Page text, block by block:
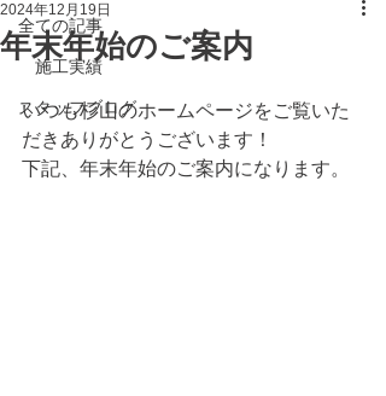
全ての記事
施工実績
スタッフブログ
年末年始のご案内
2024年12月19日
いつも杉山のホームページをご覧いた
だきありがとうございます！
下記、年末年始のご案内になります。